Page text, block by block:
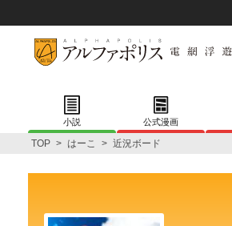
小説 公式漫画
TOP > はーこ > 近況ボード